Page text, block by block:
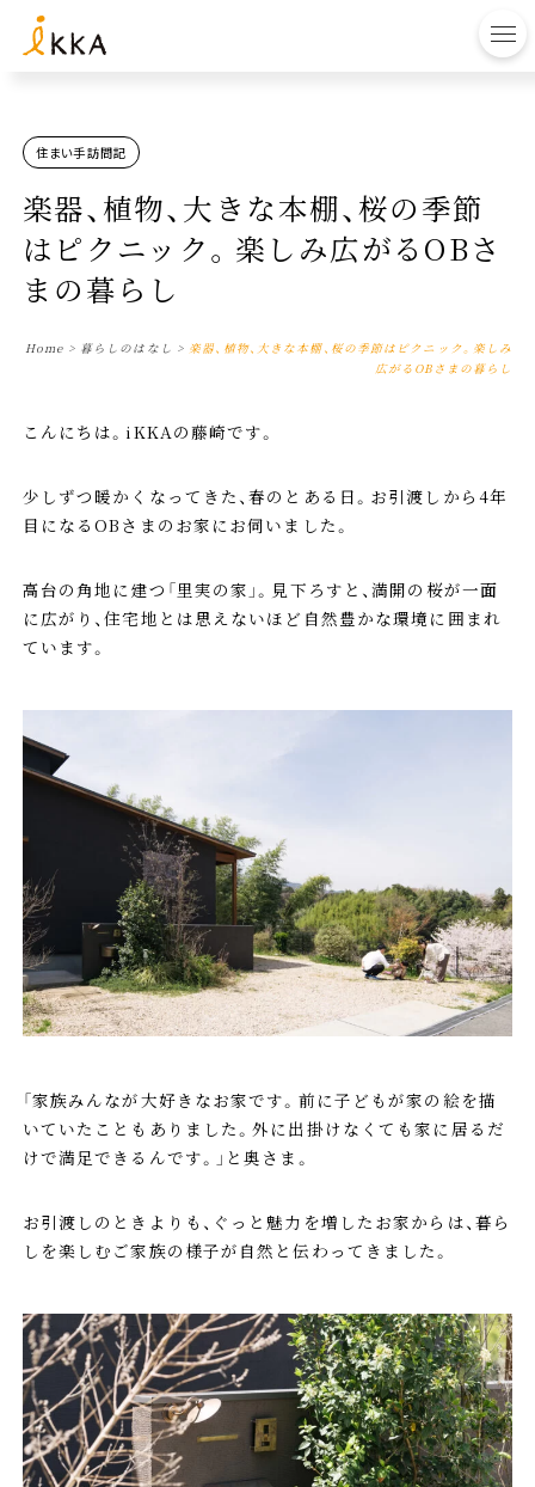
住まい手訪問記
楽器、植物、大きな本棚、桜の季節
はピクニック。楽しみ広がるOBさ
まの暮らし
Home > 暮らしのはなし > 楽器、植物、大きな本棚、桜の季節はピクニック。楽しみ
広がるOBさまの暮らし
こんにちは。iKKAの藤崎です。
少しずつ暖かくなってきた、春のとある日。お引渡しから4年
目になるOBさまのお家にお伺いました。
高台の角地に建つ「里実の家」。見下ろすと、満開の桜が一面
に広がり、住宅地とは思えないほど自然豊かな環境に囲まれ
ています。
「家族みんなが大好きなお家です。前に子どもが家の絵を描
いていたこともありました。外に出掛けなくても家に居るだ
けで満足できるんです。」と奥さま。
お引渡しのときよりも、ぐっと魅力を増したお家からは、暮ら
しを楽しむご家族の様子が自然と伝わってきました。